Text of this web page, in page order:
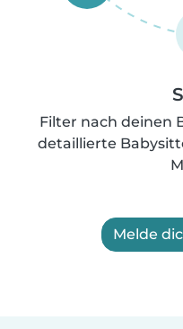
Filter nach deinen
detaillierte
Melde